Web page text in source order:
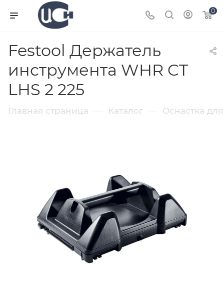
0
Festool Держатель
инструмента WHR CT
LHS 2 225
Главная страница Каталог Оснастка